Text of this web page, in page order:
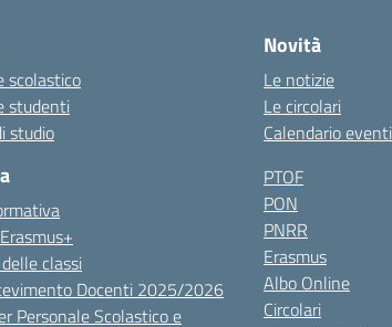
scolastico
studenti
studio
classi
Docenti 2025/2026
Personale Scolastico e
Novità
Le notizie
Le circolari
Calendario eventi
PTOF
PON
PNRR
Erasmus
Albo Online
Circolari